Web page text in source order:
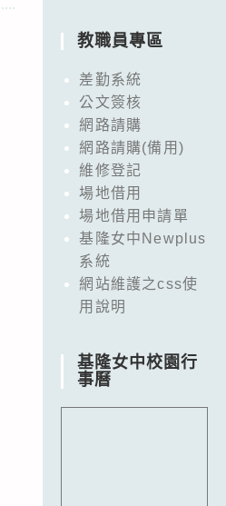
教職員專區
差勤系統
公文簽核
網路請購
網路請購(備用)
維修登記
場地借用
場地借用申請單
基隆女中Newplus
系統
網站維護之css使
用說明
基隆女中校園行
事曆